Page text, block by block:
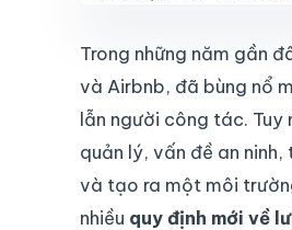
Trong những năm gần
và Airbnb, đã bùng nổ
lẫn người công tác. Tuy
quản lý, vấn đề an
và tạo ra một môi
nhiều quy định mới về